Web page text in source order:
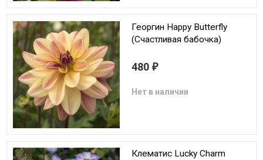
Георгин Happy Butterfly
(Счастливая бабочка)
480 ₽
Нет в наличии
Клематис Lucky Charm